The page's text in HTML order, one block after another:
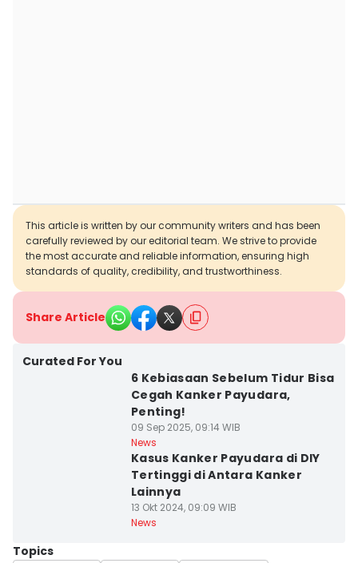
This article is written by our community writers and has been
carefully reviewed by our editorial team. We strive to provide
the most accurate and reliable information, ensuring high
standards of quality, credibility, and trustworthiness.
Share Article
Curated For You
6 Kebiasaan Sebelum Tidur Bisa
Cegah Kanker Payudara,
Penting!
09 Sep 2025, 09:14 WIB
News
Kasus Kanker Payudara di DIY
Tertinggi di Antara Kanker
Lainnya
13 Okt 2024, 09:09 WIB
News
Topics